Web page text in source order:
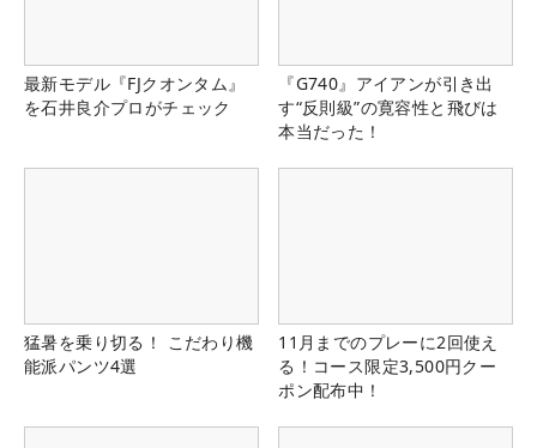
最新モデル『FJクオンタム』
を石井良介プロがチェック
『G740』アイアンが引き出
す“反則級”の寛容性と飛びは
本当だった！
猛暑を乗り切る！ こだわり機
能派パンツ4選
11月までのプレーに2回使え
る！コース限定3,500円クー
ポン配布中！